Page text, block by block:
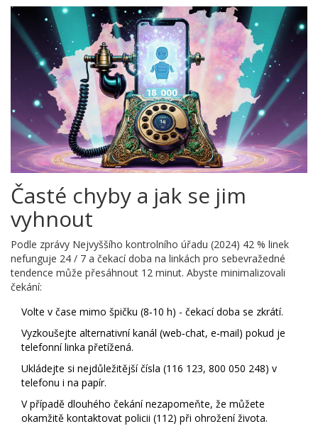
Časté chyby a jak se jim
vyhnout
Podle zprávy Nejvyššího kontrolního úřadu (2024) 42 % linek
nefunguje 24 / 7 a čekací doba na linkách pro sebevražedné
tendence může přesáhnout 12 minut. Abyste minimalizovali
čekání:
Volte v čase mimo špičku (8‑10 h) - čekací doba se zkrátí.
Vyzkoušejte alternativní kanál (web‑chat, e‑mail) pokud je
telefonní linka přetížená.
Ukládejte si nejdůležitější čísla (116 123, 800 050 248) v
telefonu i na papír.
V případě dlouhého čekání nezapomeňte, že můžete
okamžitě kontaktovat policii (112) při ohrožení života.